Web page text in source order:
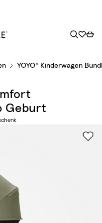
YOYO® Kinderwagen
Geburt